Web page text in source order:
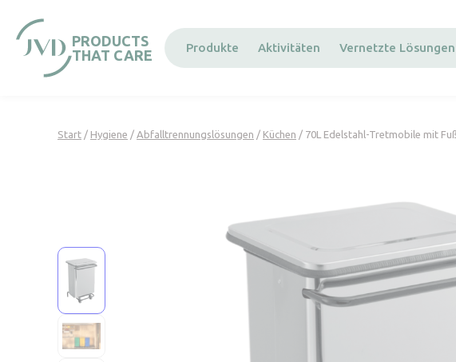
PRODUCTS
THAT CARE
Produkte Aktivitäten Vernetzte Lösungen
Start / Hygiene / Abfalltrennungslösungen / Küchen / 70L Edelstahl-Tretmobile mit